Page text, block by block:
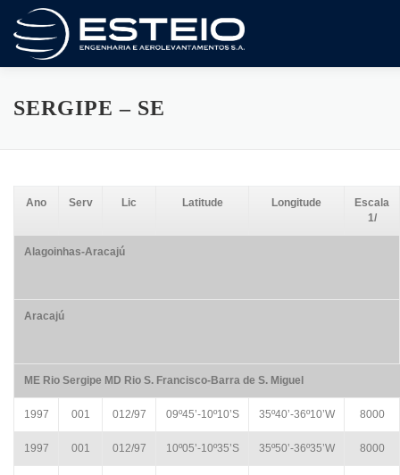
contenido
A Empresa Serviços
SERGIPE – SE
Ano Serv Lic Latitude Longitude
Escala
1/
Alagoinhas-Aracajú
Aracajú
ME Rio Sergipe MD Rio S. Francisco-Barra de S. Miguel
1997 001 012/97 09º45’-10º10’S 35º40’-36º10’W 8000
1997 001 012/97 10º05’-10º35’S 35º50’-36º35’W 8000